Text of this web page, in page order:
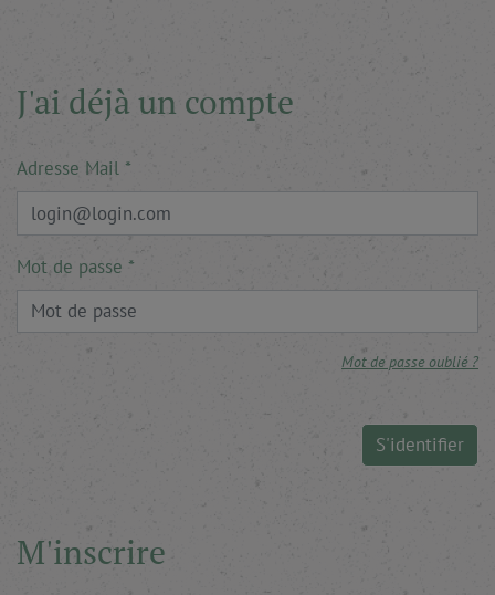
J'ai déjà un compte
Adresse Mail
Mot de passe
Mot de passe oublié ?
S'identifier
M'inscrire